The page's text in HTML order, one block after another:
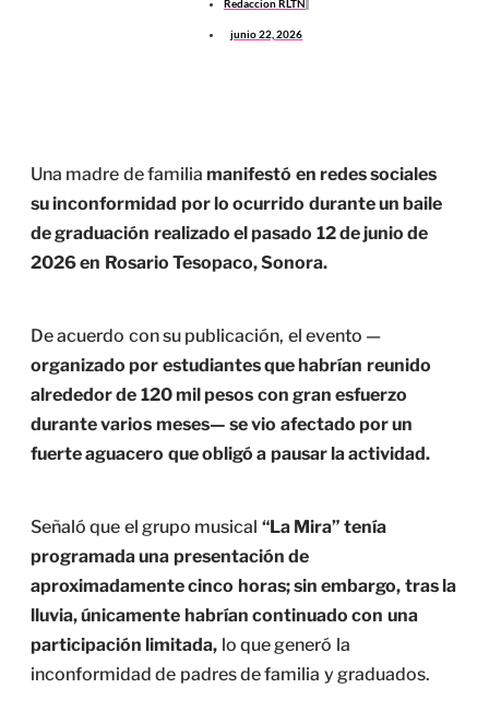
Redaccion RLTN
junio 22, 2026
Una madre de familiamanifestó en redes sociales
su inconformidad por lo ocurrido durante un baile
de graduación realizado el pasado 12 de junio de
2026 en Rosario Tesopaco, Sonora.
De acuerdo con su publicación, el evento —
organizado por estudiantes que habrían reunido
alrededor de 120 mil pesos con gran esfuerzo
durante varios meses— se vio afectado por un
fuerte aguacero que obligó a pausar la actividad.
Señaló que el grupo musical “La Mira” tenía
programada una presentación de
aproximadamente cinco horas; sin embargo, tras la
lluvia, únicamente habrían continuado con una
participación limitada, lo que generó la
inconformidad de padres de familia y graduados.